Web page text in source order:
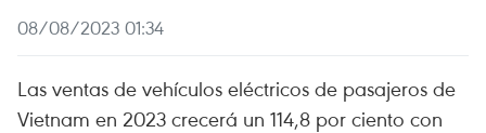
08/08/2023 01:34
Las ventas de vehículos eléctricos de pasajeros de
Vietnam en 2023 crecerá un 114,8 por ciento con